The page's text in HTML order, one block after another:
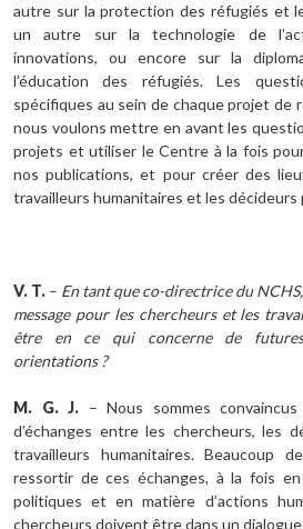
autre sur la protection des réfugiés et
un autre sur la technologie de
innovations, ou encore sur la
l’éducation des réfugiés. Les
spécifiques au sein de chaque projet de
nous voulons mettre en avant les
projets et utiliser le Centre à la fois
nos publications, et pour créer des
travailleurs humanitaires et les décideurs
V. T. – En tant que co-directrice du
message pour les chercheurs et les
être en ce qui concerne de
orientations ?
M. G. J. – Nous sommes
d’échanges entre les chercheurs, les
travailleurs humanitaires. Beaucoup
ressortir de ces échanges, à la fois en
politiques et en matière d’actions
chercheurs doivent être dans un